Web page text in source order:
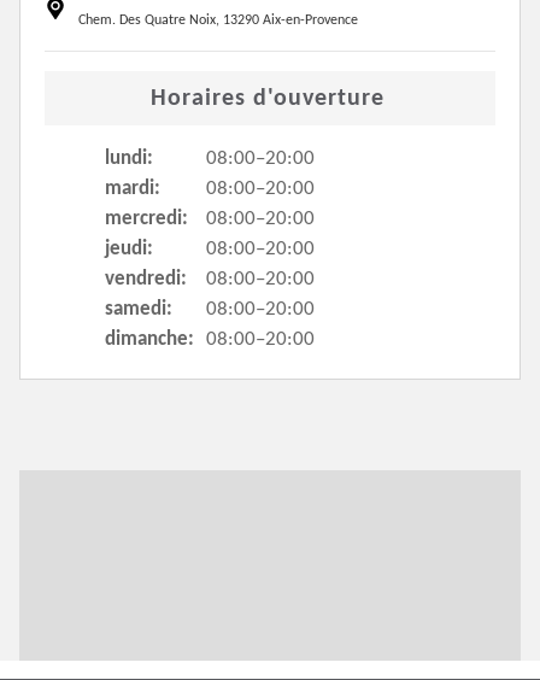
Chem. Des Quatre Noix, 13290 Aix-en-Provence
Horaires d'ouverture
lundi:
08:00–20:00
mardi:
08:00–20:00
mercredi:
08:00–20:00
jeudi:
08:00–20:00
vendredi:
08:00–20:00
samedi:
08:00–20:00
dimanche:
08:00–20:00